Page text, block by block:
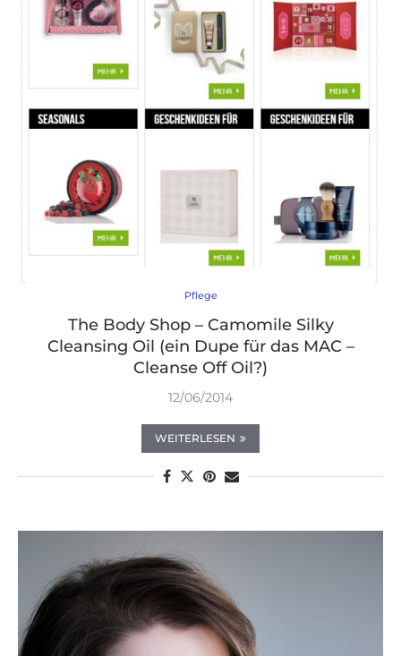
Pflege
The Body Shop – Camomile Silky
Cleansing Oil (ein Dupe für das MAC –
Cleanse Off Oil?)
12/06/2014
WEITERLESEN